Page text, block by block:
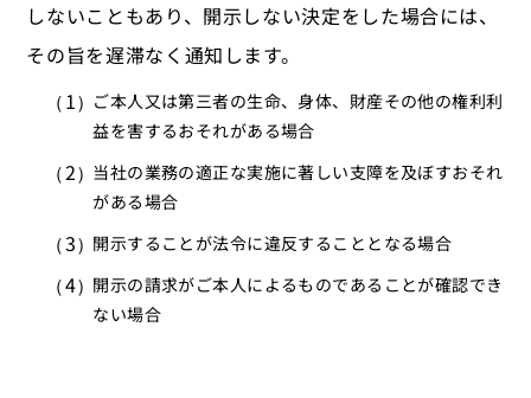
しないこともあり、開示しない決定をした場合には、
その旨を遅滞なく通知します。
ご本人又は第三者の生命、身体、財産その他の権利利
益を害するおそれがある場合
当社の業務の適正な実施に著しい支障を及ぼすおそれ
がある場合
開示することが法令に違反することとなる場合
開示の請求がご本人によるものであることが確認でき
ない場合